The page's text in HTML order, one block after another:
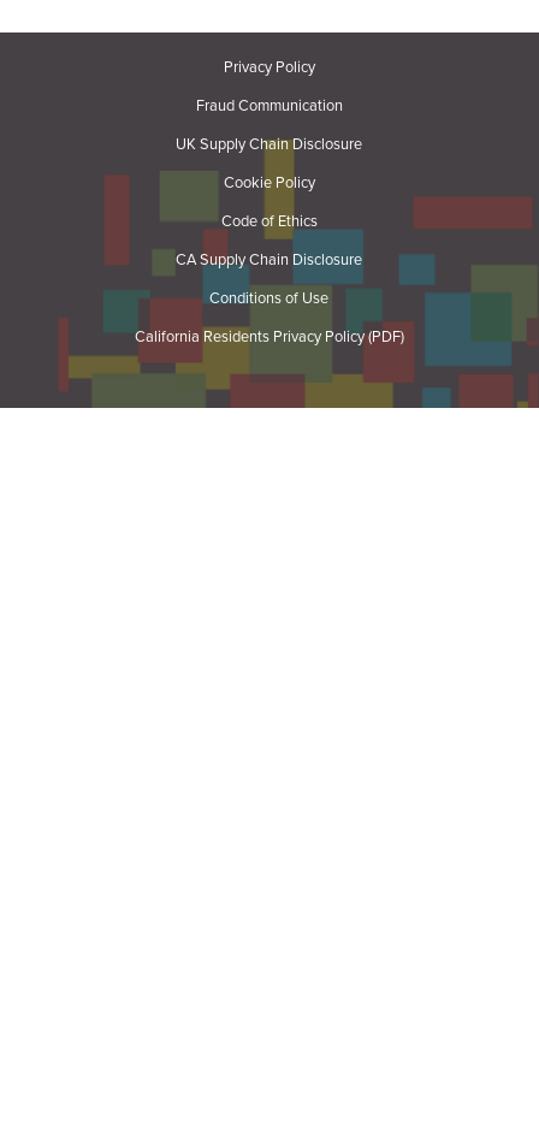
Privacy Policy
Fraud Communication
UK Supply Chain Disclosure
Cookie Policy
Code of Ethics
CA Supply Chain Disclosure
Conditions of Use
California Residents Privacy Policy (PDF)